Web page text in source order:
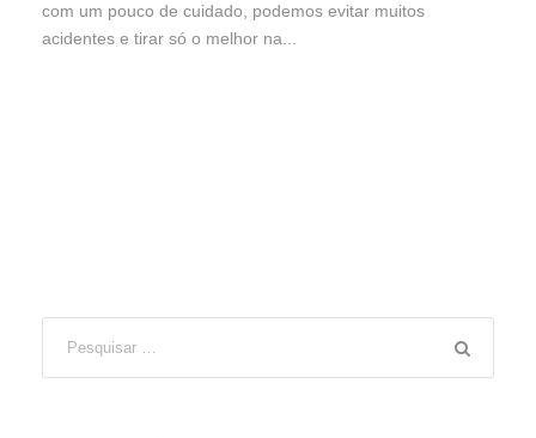
com um pouco de cuidado, podemos evitar muitos
acidentes e tirar só o melhor na...